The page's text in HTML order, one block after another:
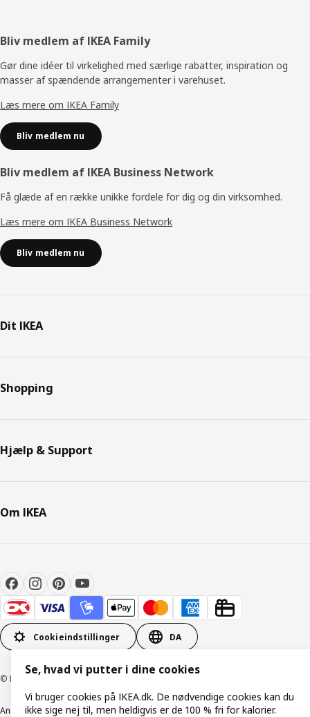
Footer
Bliv medlem af IKEA Family
Gør dine idéer til virkelighed med særlige rabatter, inspiration og
masser af spændende arrangementer i varehuset.
Læs mere om IKEA Family
Bliv medlem nu
Bliv medlem af IKEA Business Network
Få glæde af en række unikke fordele for dig og din virksomhed.
Læs mere om IKEA Business Network
Bliv medlem nu
Dit IKEA
Shopping
Hjælp & Support
Om IKEA
Cookieindstillinger DA
© Inter IKEA Systems B.V. 1999-2026
Ansvarlig rapportering CookiepolitikDigital tilgængelighed
Se, hvad vi putter i dine cookies
Vi bruger cookies på IKEA.dk. De nødvendige cookies kan du
ikke sige nej til, men heldigvis er de 100 % fri for kalorier.